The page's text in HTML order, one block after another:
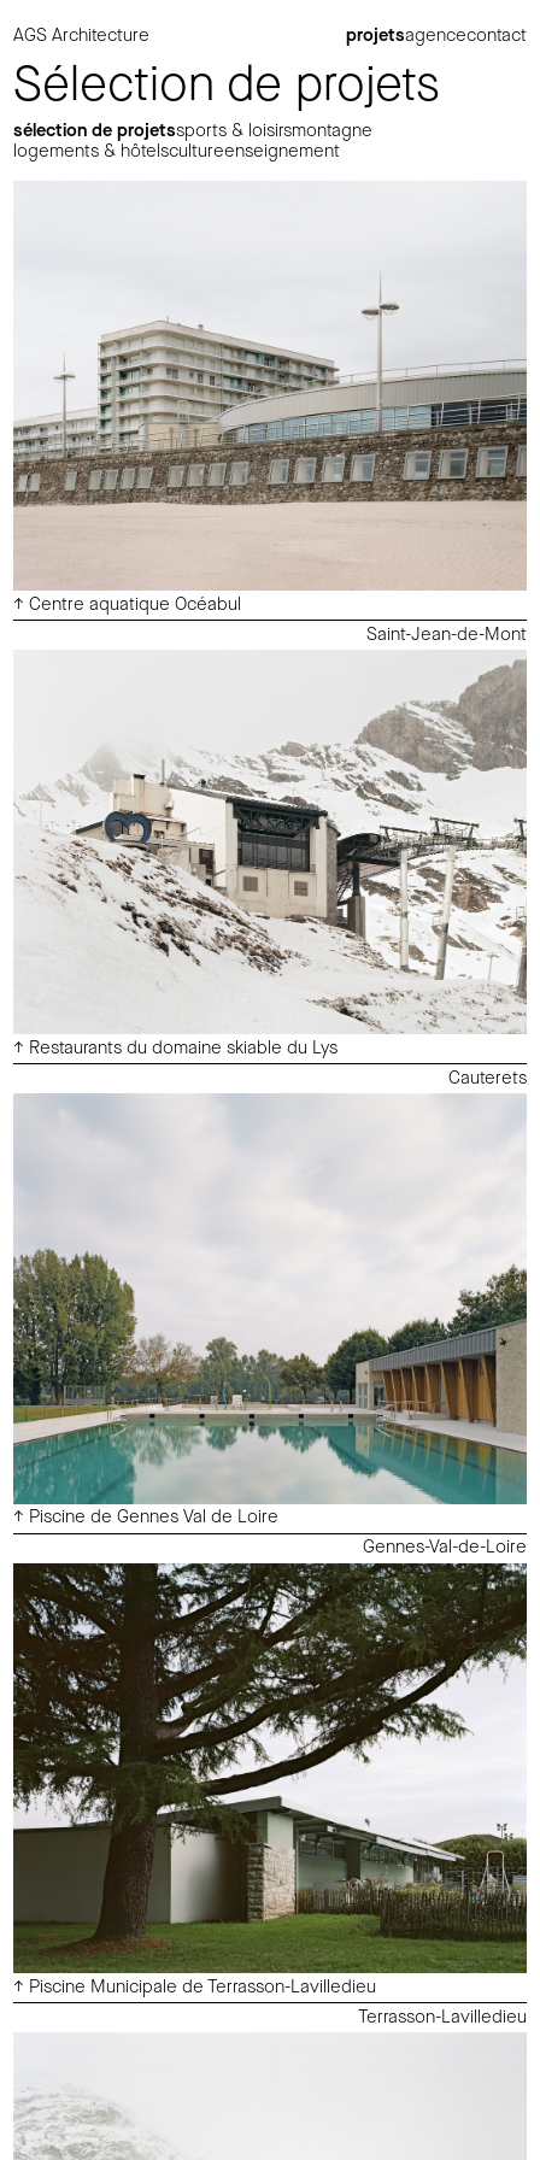
AGS Architecture projetsagencecontact
Sélection de projets
sélection de projetssports & loisirsmontagne
logements & hôtelscultureenseignement
↑ Centre aquatique Océabul
Saint-Jean-de-Mont
↑ Restaurants du domaine skiable du Lys
Cauterets
↑ Piscine de Gennes Val de Loire
Gennes-Val-de-Loire
↑ Piscine Municipale de Terrasson-Lavilledieu
Terrasson-Lavilledieu